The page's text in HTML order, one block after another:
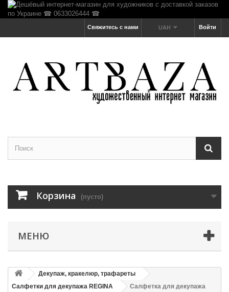
Войти
UAH
Свяжитесь с нами
Корзина (пусто)
МЕНЮ
Декупаж, кракелюр, трафареты
Салфетки для декупажа REGINA
Салфетка для декупажа